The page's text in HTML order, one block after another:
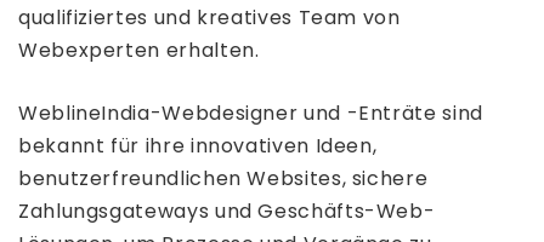
qualifiziertes und kreatives Team von
Webexperten erhalten.
WeblineIndia-Webdesigner und -Enträte sind
bekannt für ihre innovativen Ideen,
benutzerfreundlichen Websites, sichere
Zahlungsgateways und Geschäfts-Web-